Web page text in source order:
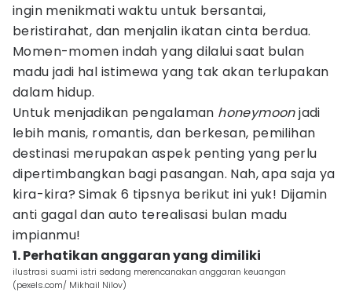
ingin menikmati waktu untuk bersantai,
beristirahat, dan menjalin ikatan cinta berdua.
Momen-momen indah yang dilalui saat bulan
madu jadi hal istimewa yang tak akan terlupakan
dalam hidup.
Untuk menjadikan pengalaman honeymoonjadi
lebih manis, romantis, dan berkesan, pemilihan
destinasi merupakan aspek penting yang perlu
dipertimbangkan bagi pasangan. Nah, apa saja ya
kira-kira? Simak 6 tipsnya berikut ini yuk! Dijamin
anti gagal dan auto terealisasi bulan madu
impianmu!
1. Perhatikan anggaran yang dimiliki
ilustrasi suami istri sedang merencanakan anggaran keuangan
(pexels.com/ Mikhail Nilov)